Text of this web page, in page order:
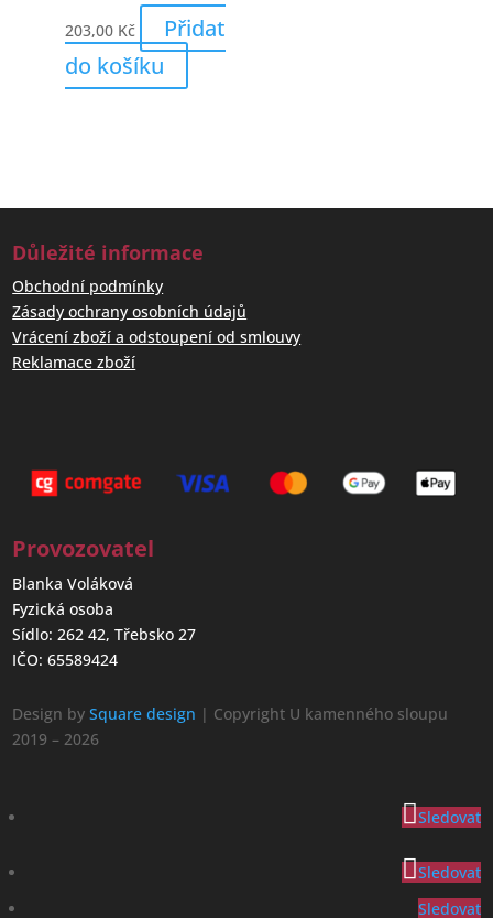
203,00 Kč
Přidat
do košíku
Důležité informace
Obchodní podmínky
Zásady ochrany osobních údajů
Vrácení zboží a odstoupení od smlouvy
Reklamace zboží
Provozovatel
Blanka Voláková
Fyzická osoba
Sídlo: 262 42, Třebsko 27
IČO: 65589424
Design bySquare design | Copyright U kamenného sloupu
2019 – 2026
Sledovat
Sledovat
Sledovat